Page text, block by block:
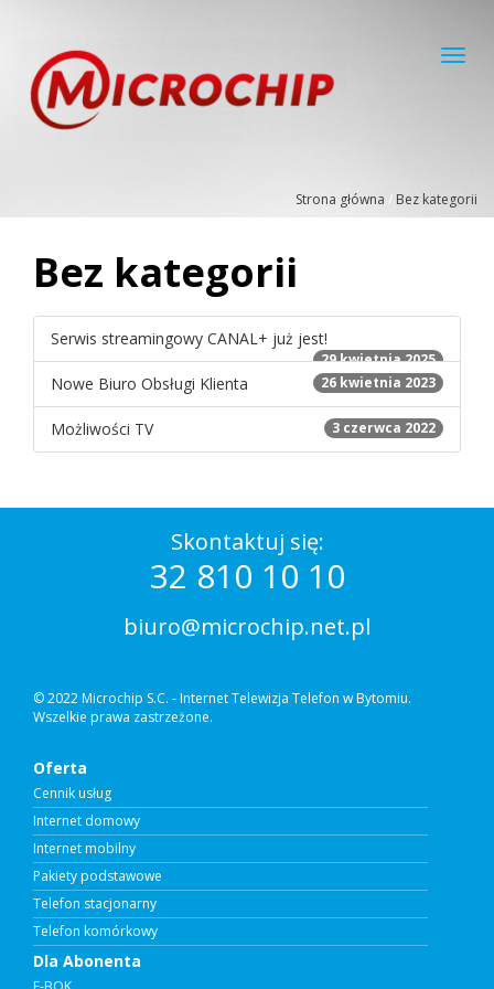
Strona główna / Bez kategorii
Bez kategorii
Serwis streamingowy CANAL+ już jest!
29 kwietnia 2025
Nowe Biuro Obsługi Klienta 26 kwietnia 2023
Możliwości TV 3 czerwca 2022
Skontaktuj się:
32 810 10 10
biuro@microchip.net.pl
© 2022 Microchip S.C. - Internet Telewizja Telefon w Bytomiu.
Wszelkie prawa zastrzeżone.
Oferta
Cennik usług
Internet domowy
Internet mobilny
Pakiety podstawowe
Telefon stacjonarny
Telefon komórkowy
Dla Abonenta